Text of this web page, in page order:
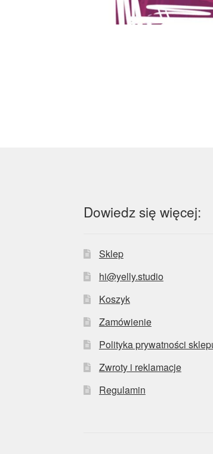
Dowiedz się więcej:
Sklep
hi@yelly.studio
Koszyk
Zamówienie
Polityka prywatności
Zwroty i reklamacje
Regulamin